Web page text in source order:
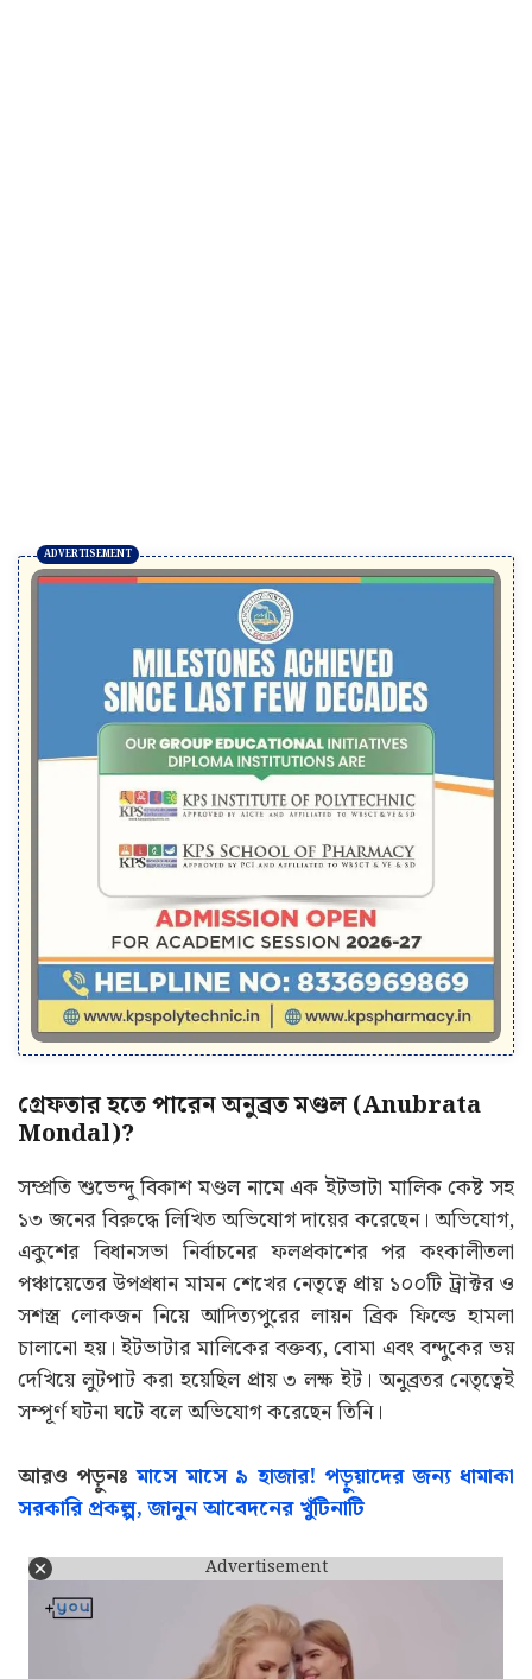
গ্রেফতার হতে পারেন অনুব্রত মণ্ডল (Anubrata
Mondal)?
সম্প্রতি শুভেন্দু বিকাশ মণ্ডল নামে এক ইটভাটা মালিক কেষ্ট সহ
১৩ জনের বিরুদ্ধে লিখিত অভিযোগ দায়ের করেছেন। অভিযোগ,
একুশের বিধানসভা নির্বাচনের ফলপ্রকাশের পর কংকালীতলা
পঞ্চায়েতের উপপ্রধান মামন শেখের নেতৃত্বে প্রায় ১০০টি ট্রাক্টর ও
সশস্ত্র লোকজন নিয়ে আদিত্যপুরের লায়ন ব্রিক ফিল্ডে হামলা
চালানো হয়। ইটভাটার মালিকের বক্তব্য, বোমা এবং বন্দুকের ভয়
দেখিয়ে লুটপাট করা হয়েছিল প্রায় ৩ লক্ষ ইট। অনুব্রতর নেতৃত্বেই
সম্পূর্ণ ঘটনা ঘটে বলে অভিযোগ করেছেন তিনি।
আরও পড়ুনঃমাসে মাসে ৯ হাজার! পড়ুয়াদের জন্য ধামাকা
সরকারি প্রকল্প, জানুন আবেদনের খুঁটিনাটি
Advertisement